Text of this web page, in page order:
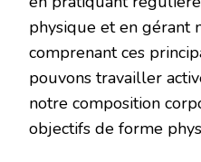
physique et en gérant
comprenant ces
pouvons travailler
notre composition
objectifs de forme